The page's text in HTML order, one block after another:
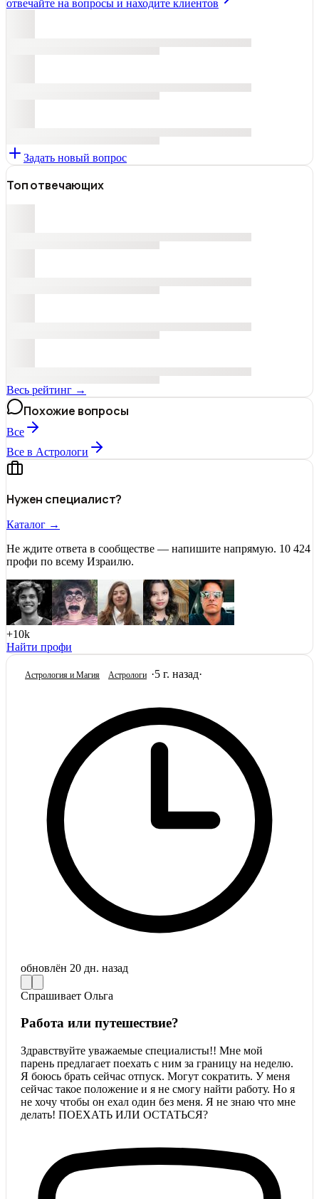
отвечайте на вопросы и находите клиентов
Задать новый вопрос
Топ отвечающих
Весь рейтинг →
Похожие вопросы
Все
Все в Астрологи
Нужен специалист?
Каталог →
Не ждите ответа в сообществе — напишите напрямую. 10 424
профи по всему Израилю.
+10k
Найти профи
Астрология и Магия Астрологи ·5 г. назад·
обновлён 20 дн. назад
Спрашивает Ольга
Работа или путешествие?
Здравствуйте уважаемые специалисты!! Мне мой
парень предлагает поехать с ним за границу на неделю.
Я боюсь брать сейчас отпуск. Могут сократить. У меня
сейчас такое положение и я не смогу найти работу. Но я
не хочу чтобы он ехал один без меня. Я не знаю что мне
делать! ПОЕХАТЬ ИЛИ ОСТАТЬСЯ?